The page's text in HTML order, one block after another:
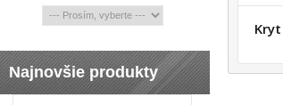
Najnovšie produkty